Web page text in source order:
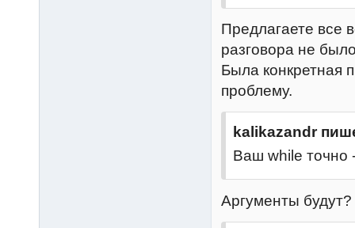
end
function
      Clear(tId)
local
local
if
      reportDateAsString = nowDateTimeAsString
else
      reportDateAsString =
Предлагаете все
разговора не
Была конкретная
проблему.
kalikazandr
Ваш while точно
Аргументы будут?